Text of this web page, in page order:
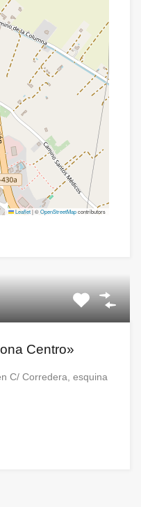
Leaflet|©OpenStreetMapcontributors
Centro»
C/ Corredera, esquina